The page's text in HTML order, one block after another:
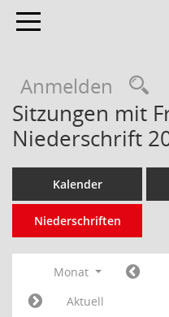
Toggle navigation
Anmelden
Sitzungen mit
Niederschrift
Kalender
Niederschriften
Monat
Aktuell